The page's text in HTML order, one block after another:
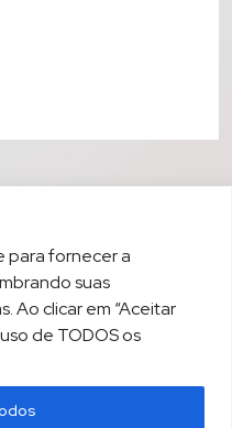
para fornecer a
suas
Ao clicar em “Aceitar
de TODOS os